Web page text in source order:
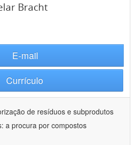
Bracht
E-mail
Currículo
de resíduos e subprodutos
a procura por compostos